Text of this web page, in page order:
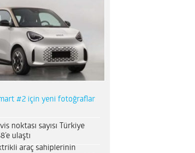
#2 için yeni fotoğraflar
noktası sayısı Türkiye
ulaştı
araç sahiplerinin